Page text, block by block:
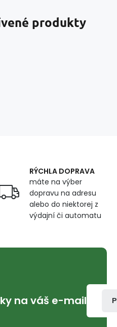
produkty
RÝCHLA DOPRAVA
máte na výber
dopravu na adresu
alebo do niektorej z
výdajní či automatu
na váš e-mail